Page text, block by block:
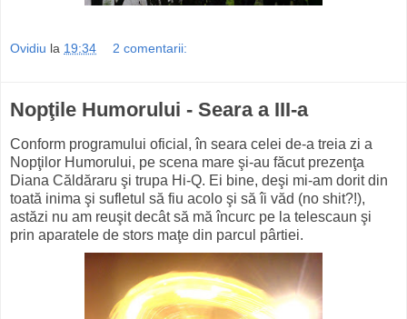
Ovidiu la 19:34 2 comentarii:
Nopţile Humorului - Seara a III-a
Conform programului oficial, în seara celei de-a treia zi a
Nopţilor Humorului, pe scena mare şi-au făcut prezenţa
Diana Căldăraru şi trupa Hi-Q. Ei bine, deşi mi-am dorit din
toată inima şi sufletul să fiu acolo şi să îi văd (no shit?!),
astăzi nu am reuşit decât să mă încurc pe la telescaun şi
prin aparatele de stors maţe din parcul pârtiei.